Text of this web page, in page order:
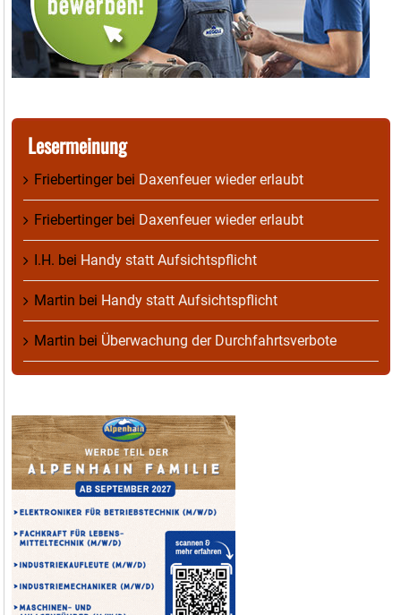
Lesermeinung
Friebertingerbei Daxenfeuer wieder erlaubt
Friebertingerbei Daxenfeuer wieder erlaubt
I.H. bei Handy statt Aufsichtspflicht
Martin bei Handy statt Aufsichtspflicht
Martin bei Überwachung der Durchfahrtsverbote